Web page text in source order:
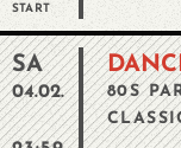
START
SA
04.02.
80S